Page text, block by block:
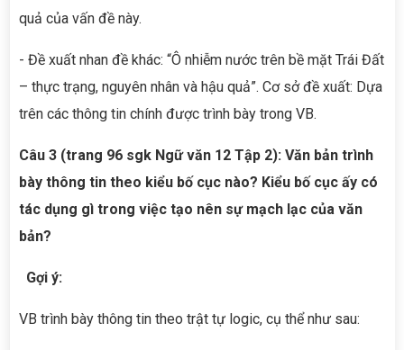
quả của vấn đề này.
- Đề xuất nhan đề khác: “Ô nhiễm nước trên bề mặt Trái Đất
– thực trạng, nguyên nhân và hậu quả”. Cơ sở đề xuất: Dựa
trên các thông tin chính được trình bày trong VB.
Câu 3 (trang 96 sgk Ngữ văn 12 Tập 2): Văn bản trình
bày thông tin theo kiểu bố cục nào? Kiểu bố cục ấy có
tác dụng gì trong việc tạo nên sự mạch lạc của văn
bản?
Gợi ý:
VB trình bày thông tin theo trật tự logic, cụ thể như sau: